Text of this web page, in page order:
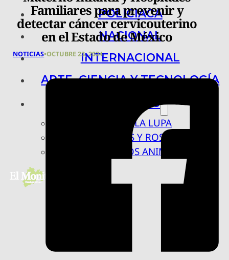
POLICIACA
NACIONAL
INTERNACIONAL
ARTE, CIENCIA Y TECNOLOGÍA
COLUMNAS
BAJO LA LUPA
RASTROS Y ROSTROS
VÍNCULOS ANIMALES
Familiares para prevenir y
detectar cáncer cervicouterino
en el Estado de México
NOTICIAS•OCTUBRE 23, 2024